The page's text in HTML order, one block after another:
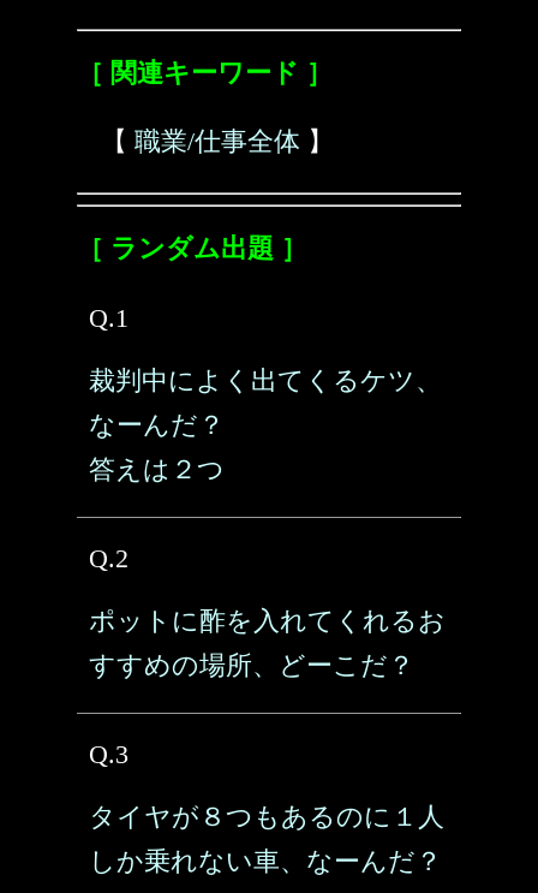
［ 関連キーワード ］
【 職業/仕事全体 】
［ ランダム出題 ］
Q.1
裁判中によく出てくるケツ、
なーんだ？
答えは２つ
Q.2
ポットに酢を入れてくれるお
すすめの場所、どーこだ？
Q.3
タイヤが８つもあるのに１人
しか乗れない車、なーんだ？